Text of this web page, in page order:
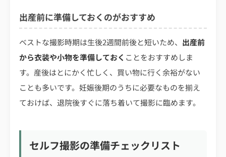
出産前に準備しておくのがおすすめ
ベストな撮影時期は生後2週間前後と短いため、 出産前
から衣装や小物を準備しておく ことをおすすめしま
す。産後はとにかく忙しく、買い物に行く余裕がない
ことも多いです。妊娠後期のうちに必要なものを揃え
ておけば、退院後すぐに落ち着いて撮影に臨めます。
セルフ撮影の準備チェックリスト